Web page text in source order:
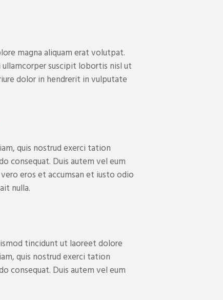
magna aliquam erat volutpat.
suscipit lobortis nisl ut
dolor in hendrerit in vulputate
quis nostrud exerci tation
consequat. Duis autem vel eum
eros et accumsan et iusto odio
nulla.
tincidunt ut laoreet dolore
quis nostrud exerci tation
consequat. Duis autem vel eum